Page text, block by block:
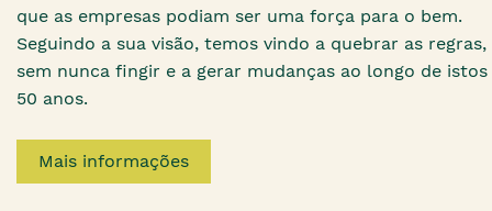
que as empresas podiam ser uma força para o bem.
Seguindo a sua visão, temos vindo a quebrar as regras,
sem nunca fingir e a gerar mudanças ao longo de istos
50 anos.
Mais informações